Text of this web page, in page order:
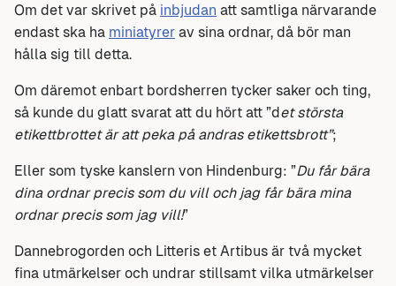
Om det var skrivet på inbjudan att samtliga närvarande
endast ska ha miniatyrer av sina ordnar, då bör man
hålla sig till detta.
Om däremot enbart bordsherren tycker saker och ting,
så kunde du glatt svarat att du hört att ”d et största
etikettbrottet är att peka på andras etikettsbrott”;
Eller som tyske kanslern von Hindenburg: ”Du får bära
dina ordnar precis som du vill och jag får bära mina
ordnar precis som jag vill!”
Dannebrogorden och Litteris et Artibus är två mycket
fina utmärkelser och undrar stillsamt vilka utmärkelser